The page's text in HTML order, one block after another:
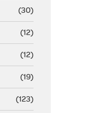
(30)
(12)
(12)
(19)
(123)